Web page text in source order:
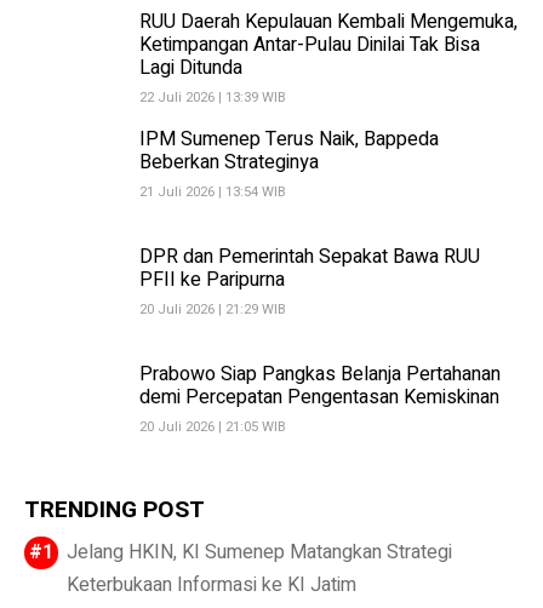
RUU Daerah Kepulauan Kembali Mengemuka,
Ketimpangan Antar-Pulau Dinilai Tak Bisa
Lagi Ditunda
22 Juli 2026 | 13:39 WIB
IPM Sumenep Terus Naik, Bappeda
Beberkan Strateginya
21 Juli 2026 | 13:54 WIB
DPR dan Pemerintah Sepakat Bawa RUU
PFII ke Paripurna
20 Juli 2026 | 21:29 WIB
Prabowo Siap Pangkas Belanja Pertahanan
demi Percepatan Pengentasan Kemiskinan
20 Juli 2026 | 21:05 WIB
TRENDING POST
Jelang HKIN, KI Sumenep Matangkan Strategi
Keterbukaan Informasi ke KI Jatim